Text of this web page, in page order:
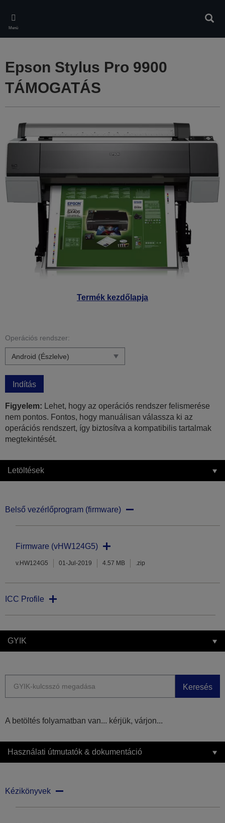
main
content
Menü
Termék kezdőlapja
Epson Stylus Pro 9900
TÁMOGATÁS
Operációs rendszer:
Indítás
Figyelem: Lehet, hogy az operációs rendszer felismerése
nem pontos. Fontos, hogy manuálisan válassza ki az
operációs rendszert, így biztosítva a kompatibilis tartalmak
megtekintését.
Letöltések
Belső vezérlőprogram (firmware)
Firmware (vHW124G5)
v.HW124G5 01-Jul-2019 4.57 MB .zip
ICC Profile
GYIK
Keresés
A betöltés folyamatban van... kérjük, várjon...
Használati útmutatók & dokumentáció
Kézikönyvek